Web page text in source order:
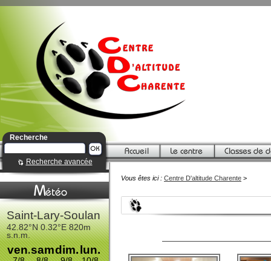
Recherche
Recherche avancée
Vous êtes ici : Centre D'altitude Charente >